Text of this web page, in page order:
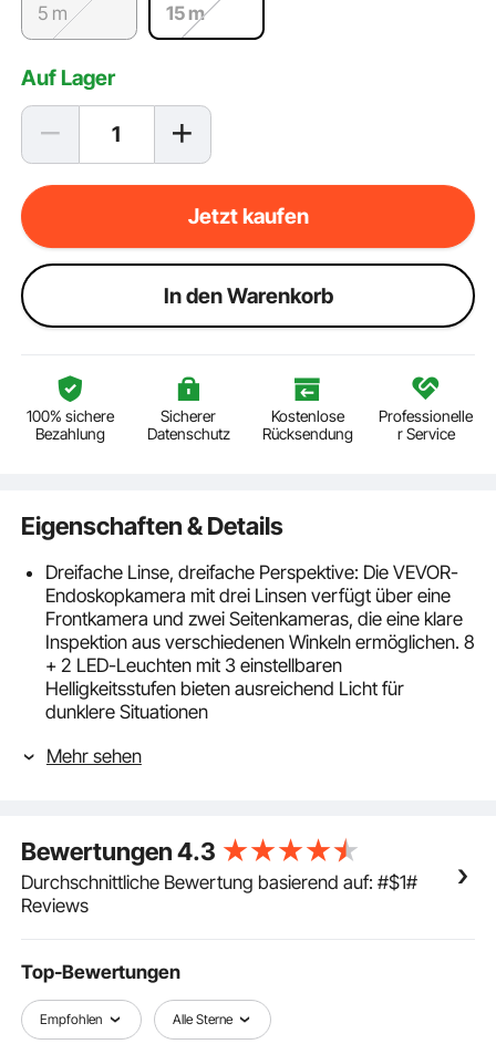
5 m 15 m
Auf Lager
Jetzt kaufen
ln den Warenkorb
100% sichere
Bezahlung
Sicherer
Datenschutz
Kostenlose
Rücksendung
Professionelle
r Service
Eigenschaften & Details
Dreifache Linse, dreifache Perspektive: Die VEVOR-
Endoskopkamera mit drei Linsen verfügt über eine
Frontkamera und zwei Seitenkameras, die eine klare
Inspektion aus verschiedenen Winkeln ermöglichen. 8
+ 2 LED-Leuchten mit 3 einstellbaren
Helligkeitsstufen bieten ausreichend Licht für
dunklere Situationen
mühelos anspruchsvolle Inspektionsaufgaben mit
mühelos tief in schwer erreichbare und enge Räume
Kristallklarer 5 Zoll / 12,7 cm IPS-Bildschirm: Unsere
Inspektionskamera mit Licht verfügt über einen
großen 5 Zoll / 12,7 cm IPS-Bildschirm, der klare
Die Bilder können auch um das 1-fache, 1,5-fache und
2-fache vergrößert werden, sodass Sie die
Innendetails besser erkennen können
Benutzerfreundliche Bedienung: Das VEVOR 1920 x
Mehr sehen
Bewertungen4.3
Durchschnittliche Bewertung basierend auf: #$1#
Reviews
Top-Bewertungen
Empfohlen Alle Sterne